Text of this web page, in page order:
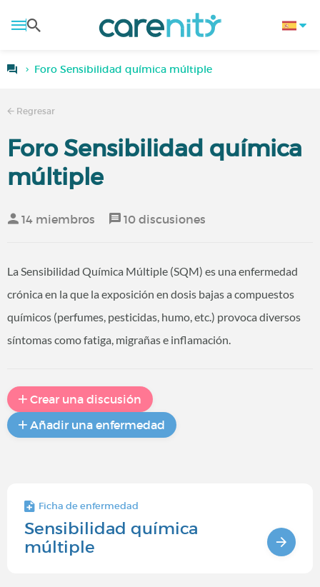
Foro Sensibilidad química múltiple
Regresar
Foro Sensibilidad química
múltiple
14 miembros 10 discusiones
La Sensibilidad Química Múltiple (SQM) es una enfermedad
crónica en la que la exposición en dosis bajas a compuestos
químicos (perfumes, pesticidas, humo, etc.) provoca diversos
síntomas como fatiga, migrañas e inflamación.
Crear una discusión
Añadir una enfermedad
Ficha de enfermedad
Sensibilidad química
múltiple